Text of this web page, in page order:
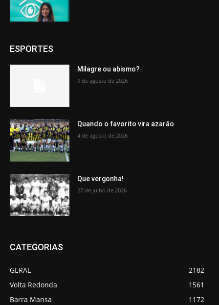
ESPORTES
Milagre ou abismo?
9 de agosto de 2026
Quando o favorito vira azarão
4 de agosto de 2026
Que vergonha!
27 de julho de 2026
CATEGORIAS
GERAL
2182
Volta Redonda
1561
Barra Mansa
1172